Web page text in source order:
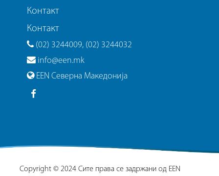
Контакт
Контакт
(02) 3244009, (02) 3244032
info@een.mk
EEN Северна Македонија
Copyright © 2024 Сите права се задржани од EEN